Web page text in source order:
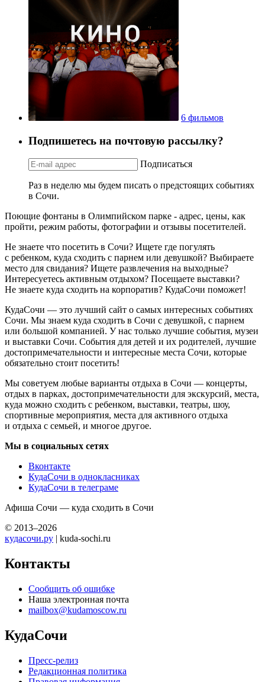
6 фильмов
Подпишетесь на почтовую рассылку?
Подписаться
Раз в неделю мы будем писать о предстоящих событиях
в Сочи.
Поющие фонтаны в Олимпийском парке - адрес, цены, как
пройти, режим работы, фотографии и отзывы посетителей.
Не знаете что посетить в Сочи? Ищете где погулять
с ребенком, куда сходить с парнем или девушкой? Выбираете
место для свидания? Ищете развлечения на выходные?
Интересуетесь активным отдыхом? Посещаете выставки?
Не знаете куда сходить на корпоратив? КудаСочи поможет!
КудаСочи — это лучший сайт о самых интересных событиях
Сочи. Мы знаем куда сходить в Сочи с девушкой, с парнем
или большой компанией. У нас только лучшие события, музеи
и выставки Сочи. События для детей и их родителей, лучшие
достопримечательности и интересные места Сочи, которые
обязательно стоит посетить!
Мы советуем любые варианты отдыха в Сочи — концерты,
отдых в парках, достопримечательности для экскурсий, места,
куда можно сходить с ребенком, выставки, театры, шоу,
спортивные мероприятия, места для активного отдыха
и отдыха с семьей, и многое другое.
Мы в социальных сетях
Вконтакте
КудаСочи в однокласниках
КудаСочи в телеграме
Афиша Сочи — куда сходить в Сочи
© 2013–2026
кудасочи.ру | kuda-sochi.ru
Контакты
Сообщить об ошибке
Наша электронная почта
mailbox@kudamoscow.ru
КудаСочи
Пресс-релиз
Редакционная политика